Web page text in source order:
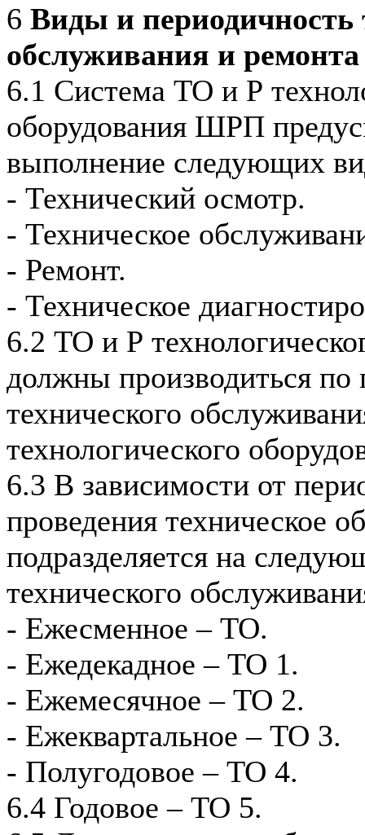
6 Виды и периодичность
обслуживания и ремонта
6.1 Система ТО и Р
оборудования ШРП
выполнение следующих
- Технический осмотр.
- Техническое
- Ремонт.
- Техническое
6.2 ТО и Р
должны производиться по
технического
технологического
6.3 В зависимости от
проведения техническое
подразделяется на
технического
- Ежесменное – ТО.
- Ежедекадное – ТО 1.
- Ежемесячное – ТО 2.
- Ежеквартальное – ТО 3.
- Полугодовое – ТО 4.
6.4 Годовое – ТО 5.